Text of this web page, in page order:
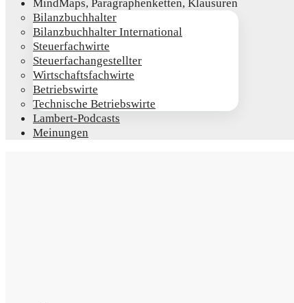
Mind­Maps, Para­gra­phen­ket­ten, Klausuren
Bilanz­buch­hal­ter
Bilanz­buch­hal­ter International
Steu­er­fach­wir­te
Steu­er­fach­an­ge­stell­ter
Wirt­schafts­fach­wir­te
Betriebs­wir­te
Tech­ni­sche Betriebswirte
Lam­­bert-Pod­­casts
Mei­nun­gen